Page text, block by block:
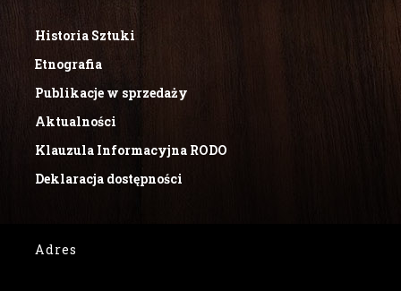
Historia Sztuki
Etnografia
Publikacje w sprzedaży
Aktualności
Klauzula Informacyjna RODO
Deklaracja dostępności
Adres